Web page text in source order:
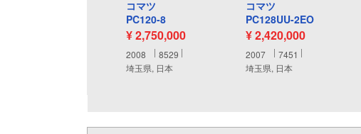
コマツ
PC120-8
¥ 2,750,000
2008
8529
埼玉県, 日本
コマツ
PC128UU-2EO
¥ 2,420,000
2007
7451
埼玉県, 日本